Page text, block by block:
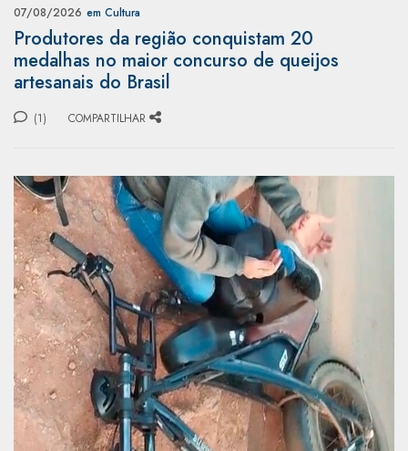
07/08/2026 em Cultura
Produtores da região conquistam 20
medalhas no maior concurso de queijos
artesanais do Brasil
(1) COMPARTILHAR